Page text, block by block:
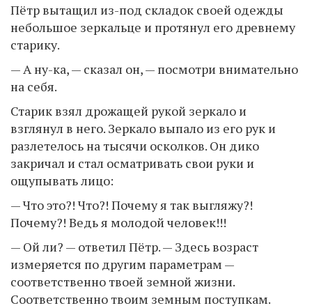
Пётр вытащил из-под складок своей одежды
небольшое зеркальце и протянул его древнему
старику.
— А ну-ка, — сказал он, — посмотри внимательно
на себя.
Старик взял дрожащей рукой зеркало и
взглянул в него. Зеркало выпало из его рук и
разлетелось на тысячи осколков. Он дико
закричал и стал осматривать свои руки и
ощупывать лицо:
— Что это?! Что?! Почему я так выгляжу?!
Почему?! Ведь я молодой человек!!!
— Ой ли? — ответил Пётр. — Здесь возраст
измеряется по другим параметрам —
соответственно твоей земной жизни.
Соответственно твоим земным поступкам.